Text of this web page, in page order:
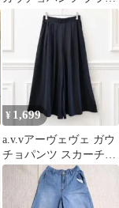
ク 黒 S ウエストゴム
¥ 1,699
a.v.vアーヴェヴェ ガウ
チョパンツ スカーチョ
ゆったり 後ろゴム 濃紺